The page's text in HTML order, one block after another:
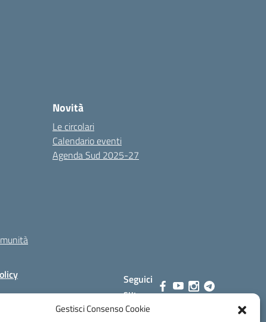
Gestisci Consenso Cookie
Novità
Le circolari
Calendario eventi
Agenda Sud 2025-27
Seguici
su: